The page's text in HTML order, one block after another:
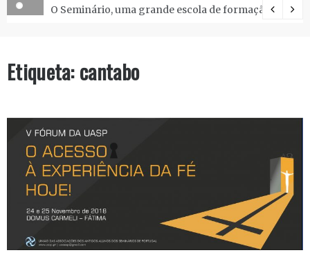
O Seminário, uma grande escola de formação.
Etiqueta:cantabo